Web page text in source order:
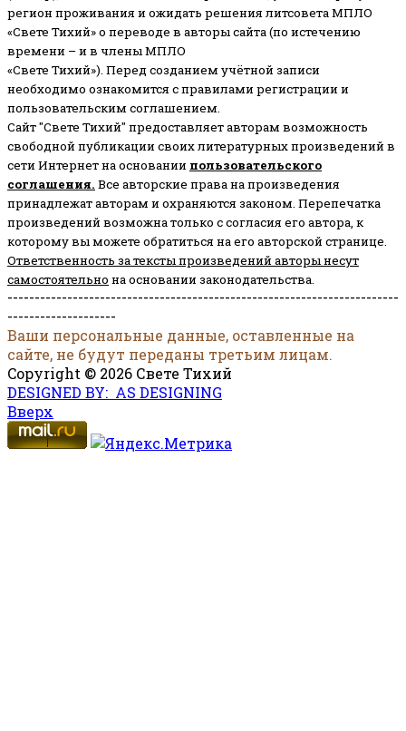
регион проживания и ожидать решения литсовета МПЛО
«Свете Тихий» о переводе в авторы сайта (по истечению
времени – и в члены МПЛО
«Свете Тихий»). Перед созданием учётной записи
необходимо ознакомится с правилами регистрации и
пользовательским соглашением.
Сайт "Свете Тихий" предоставляет авторам возможность
свободной публикации своих литературных произведений в
сети Интернет на основании пользовательского
соглашения. Все авторские права на произведения
принадлежат авторам и охраняются законом. Перепечатка
произведений возможна только с согласия его автора, к
которому вы можете обратиться на его авторской странице.
Ответственность за тексты произведений авторы несут
самостоятельно на основании законодательства.
------------------------------------------------------------------------
--------------------
Ваши персональные данные, оставленные на
сайте, не будут переданы третьим лицам.
Copyright © 2026 Свете Тихий
DESIGNED BY: AS DESIGNING
Вверх